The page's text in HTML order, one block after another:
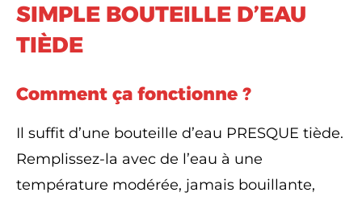
SIMPLE BOUTEILLE D’EAU
TIÈDE
Comment ça fonctionne ?
Il suffit d’une bouteille d’eau PRESQUE tiède.
Remplissez-la avec de l’eau à une
température modérée, jamais bouillante,